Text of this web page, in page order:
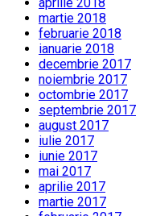
martie 2018
februarie 2018
ianuarie 2018
decembrie 2017
noiembrie 2017
octombrie 2017
septembrie 2017
august 2017
iulie 2017
iunie 2017
mai 2017
aprilie 2017
martie 2017